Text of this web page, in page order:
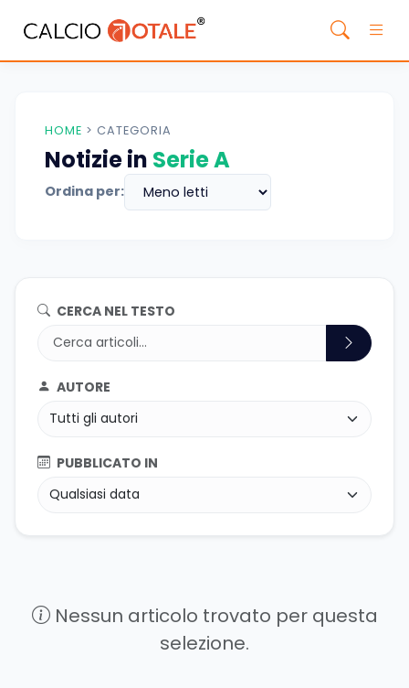
HOME > CATEGORIA
Notizie in Serie A
Ordina per:
CERCA NEL TESTO
AUTORE
PUBBLICATO IN
Nessun articolo trovato per questa
selezione.